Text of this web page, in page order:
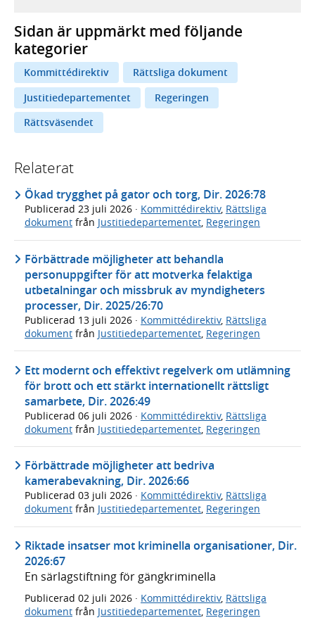
Sidan är uppmärkt med följande
kategorier
Kommittédirektiv
Rättsliga dokument
Justitiedepartementet
Regeringen
Rättsväsendet
Relaterat
Ökad trygghet på gator och torg, Dir. 2026:78
Publicerad 23 juli 2026 · Kommittédirektiv, Rättsliga
dokument från Justitiedepartementet, Regeringen
Förbättrade möjligheter att behandla
personuppgifter för att motverka felaktiga
utbetalningar och missbruk av myndigheters
processer, Dir. 2025/26:70
Publicerad 13 juli 2026 · Kommittédirektiv, Rättsliga
dokument från Justitiedepartementet, Regeringen
Ett modernt och effektivt regelverk om utlämning
för brott och ett stärkt internationellt rättsligt
samarbete, Dir. 2026:49
Publicerad 06 juli 2026 · Kommittédirektiv, Rättsliga
dokument från Justitiedepartementet Regeringen
Förbättrade möjligheter att bedriva
kamerabevakning, Dir. 2026:66
Publicerad 03 juli 2026 · Kommittédirektiv, Rättsliga
dokument från Justitiedepartementet, Regeringen
Riktade insatser mot kriminella organisationer, Dir.
2026:67
En särlagstiftning för gängkriminella
Publicerad 02 juli 2026 · Kommittédirektiv, Rättsliga
dokument från Justitiedepartementet, Regeringen